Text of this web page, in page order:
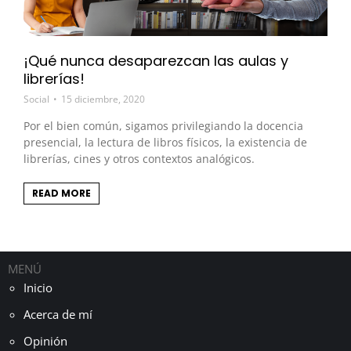
¡Qué nunca desaparezcan las aulas y
librerías!
Social 15 diciembre, 2020
Por el bien común, sigamos privilegiando la docencia
presencial, la lectura de libros físicos, la existencia de
librerías, cines y otros contextos analógicos.
READ MORE
MENÚ
Inicio
Acerca de mí
Opinión